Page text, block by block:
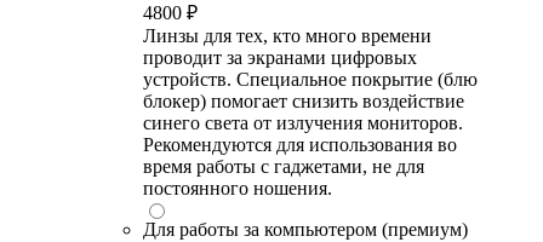
4800 ₽
Линзы для тех, кто много времени
проводит за экранами цифровых
устройств. Специальное покрытие (блю
блокер) помогает снизить воздействие
синего света от излучения мониторов.
Рекомендуются для использования во
время работы с гаджетами, не для
постоянного ношения.
Для работы за компьютером (премиум)